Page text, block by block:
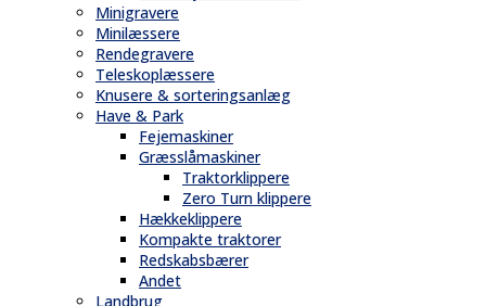
Minigravere
Minilæssere
Rendegravere
Teleskoplæssere
Knusere & sorteringsanlæg
Have & Park
Fejemaskiner
Græsslåmaskiner
Traktorklippere
Zero Turn klippere
Hækkeklippere
Kompakte traktorer
Redskabsbærer
Andet
Landbrug